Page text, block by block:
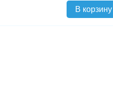
В корзину